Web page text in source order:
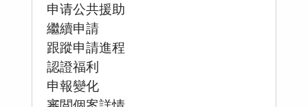
申请公共援助
繼續申請
跟蹤申請進程
認證福利
申報變化